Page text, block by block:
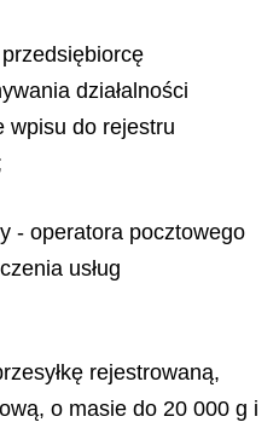
działalności
wpisu do rejestru
- operatora pocztowego
usług
rejestrowaną,
o masie do 20 000 g i